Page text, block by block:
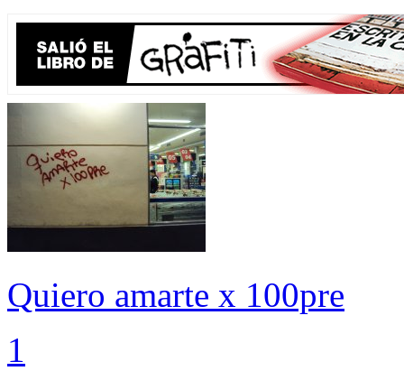
Quiero amarte x 100pre
1